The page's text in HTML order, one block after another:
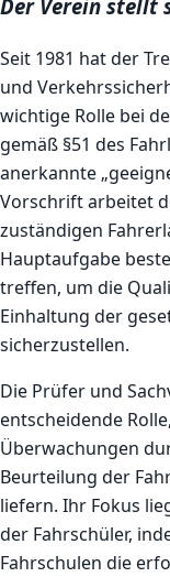
Der Verein stellt
Seit 1981 hat der
und
wichtige Rolle bei
gemäß §51 des
anerkannte
Vorschrift arbeitet
zuständigen
Hauptaufgabe
treffen, um die
Einhaltung der
sicherzustellen.
Die Prüfer und
entscheidende
Überwachungen
Beurteilung der
liefern. Ihr Fokus
der Fahrschüler,
Fahrschulen die